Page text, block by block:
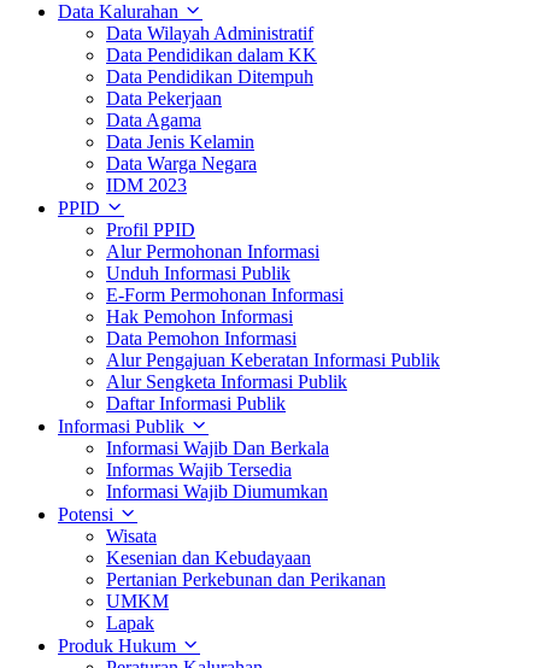
Data Kalurahan
Data Wilayah Administratif
Data Pendidikan dalam KK
Data Pendidikan Ditempuh
Data Pekerjaan
Data Agama
Data Jenis Kelamin
Data Warga Negara
IDM 2023
PPID
Profil PPID
Alur Permohonan Informasi
Unduh Informasi Publik
E-Form Permohonan Informasi
Hak Pemohon Informasi
Data Pemohon Informasi
Alur Pengajuan Keberatan Informasi Publik
Alur Sengketa Informasi Publik
Daftar Informasi Publik
Informasi Publik
Informasi Wajib Dan Berkala
Informas Wajib Tersedia
Informasi Wajib Diumumkan
Potensi
Wisata
Kesenian dan Kebudayaan
Pertanian Perkebunan dan Perikanan
UMKM
Lapak
Produk Hukum